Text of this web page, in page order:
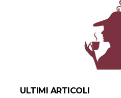
ULTIMI ARTICOLI